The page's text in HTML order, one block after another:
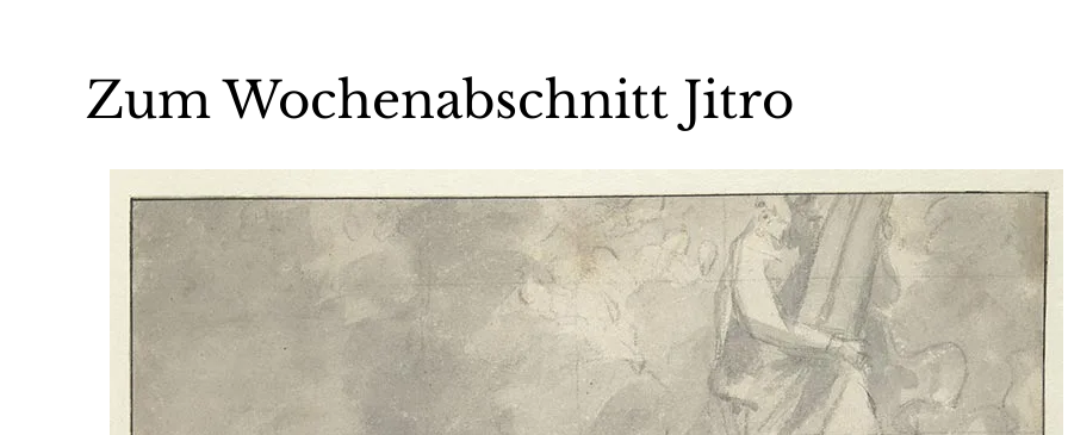
Zum Wochenabschnitt Jitro